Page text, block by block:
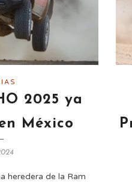
2025 ya
México
heredera de la Ram